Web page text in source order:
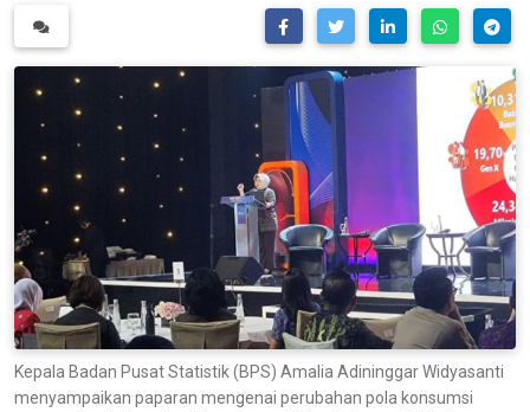
Kepala Badan Pusat Statistik (BPS) Amalia Adininggar Widyasanti
menyampaikan paparan mengenai perubahan pola konsumsi